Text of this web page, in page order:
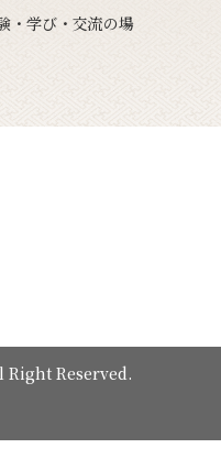
・学び・交流の場
Right Reserved.